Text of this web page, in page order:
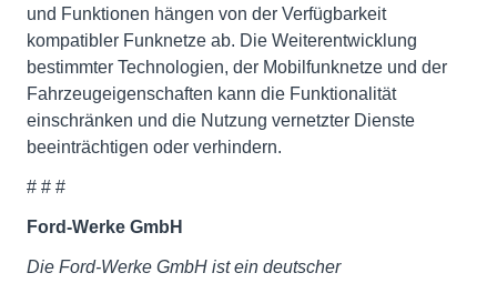
und Funktionen hängen von der Verfügbarkeit
kompatibler Funknetze ab. Die Weiterentwicklung
bestimmter Technologien, der Mobilfunknetze und der
Fahrzeugeigenschaften kann die Funktionalität
einschränken und die Nutzung vernetzter Dienste
beeinträchtigen oder verhindern.
# # #
Ford-Werke GmbH
Die Ford-Werke GmbH ist ein deutscher